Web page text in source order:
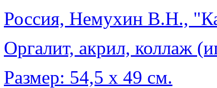
Россия, Немухин В.Н.,
Оргалит, акрил, коллаж
Размер: 54,5 х 49 см.